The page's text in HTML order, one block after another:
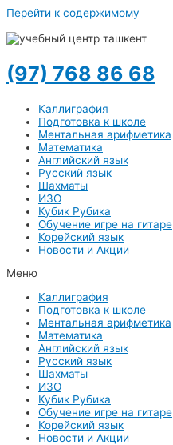
Перейти к содержимому
(97) 768 86 68
Каллиграфия
Подготовка к школе
Ментальная арифметика
Математика
Английский язык
Русский язык
Шахматы
ИЗО
Кубик Рубика
Обучение игре на гитаре
Корейский язык
Новости и Акции
Меню
Каллиграфия
Подготовка к школе
Ментальная арифметика
Математика
Английский язык
Русский язык
Шахматы
ИЗО
Кубик Рубика
Обучение игре на гитаре
Корейский язык
Новости и Акции